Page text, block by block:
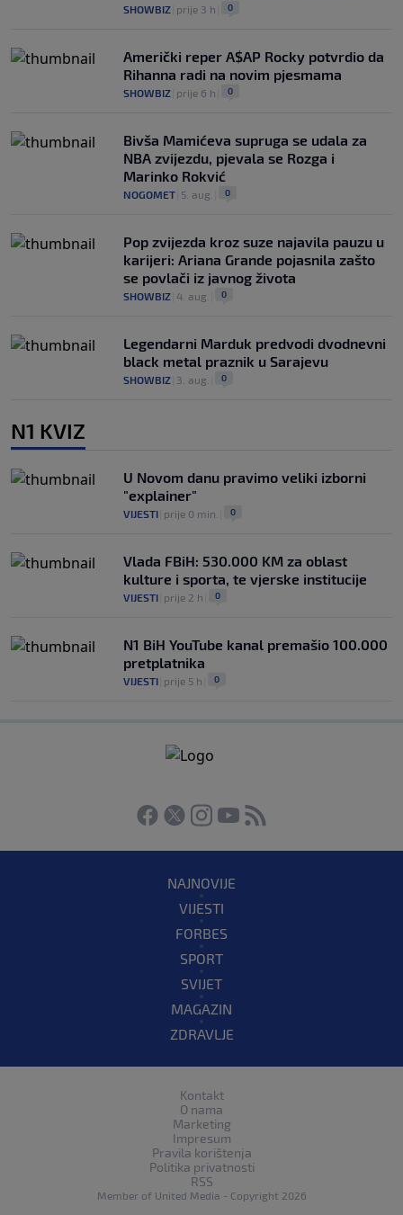
SHOWBIZ prije 3 h 0
Američki reper A$AP Rocky potvrdio da
Rihanna radi na novim pjesmama
SHOWBIZ prije 6 h 0
Bivša Mamićeva supruga se udala za
NBA zvijezdu, pjevala se Rozga i
Marinko Rokvić
NOGOMET 5. aug. 0
Pop zvijezda kroz suze najavila pauzu u
karijeri: Ariana Grande pojasnila zašto
se povlači iz javnog života
SHOWBIZ 4. aug. 0
Legendarni Marduk predvodi dvodnevni
black metal praznik u Sarajevu
SHOWBIZ 3. aug. 0
N1 KVIZ
U Novom danu pravimo veliki izborni
"explainer"
VIJESTI prije 0 min. 0
Vlada FBiH: 530.000 KM za oblast
kulture i sporta, te vjerske institucije
VIJESTI prije 2 h 0
N1 BiH YouTube kanal premašio 100.000
pretplatnika
VIJESTI prije 5 h 0
NAJNOVIJE
VIJESTI
FORBES
SPORT
SVIJET
MAGAZIN
ZDRAVLJE
Kontakt
O nama
Marketing
Impresum
Pravila korištenja
Politika privatnosti
RSS
Member of United Media - Copyright 2026